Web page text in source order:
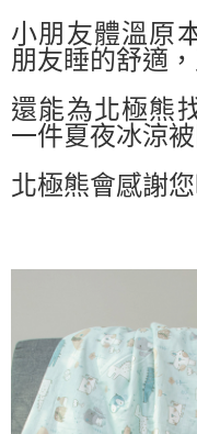
小朋友體溫原
朋友睡的舒適
還能為北極熊
一件夏夜冰涼被
北極熊會感謝您